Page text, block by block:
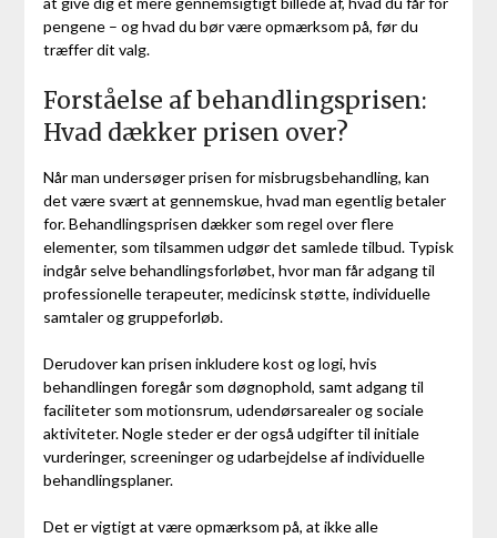
pengene – og hvad du bør være opmærksom på, før du
træffer dit valg.
Forståelse af behandlingsprisen:
Hvad dækker prisen over?
Når man undersøger prisen for misbrugsbehandling, kan
det være svært at gennemskue, hvad man egentlig betaler
for. Behandlingsprisen dækker som regel over flere
elementer, som tilsammen udgør det samlede tilbud. Typisk
indgår selve behandlingsforløbet, hvor man får adgang til
professionelle terapeuter, medicinsk støtte, individuelle
samtaler og gruppeforløb.
Derudover kan prisen inkludere kost og logi, hvis
behandlingen foregår som døgnophold, samt adgang til
faciliteter som motionsrum, udendørsarealer og sociale
aktiviteter. Nogle steder er der også udgifter til initiale
vurderinger, screeninger og udarbejdelse af individuelle
behandlingsplaner.
Det er vigtigt at være opmærksom på, at ikke alle